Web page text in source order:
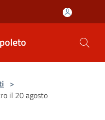
>
il 20 agosto